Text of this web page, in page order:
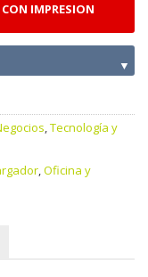
IMPRESION
▼
,Tecnología y
,Oficina y